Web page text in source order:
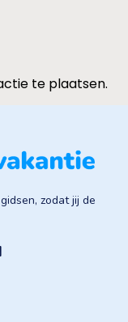
te plaatsen.
zodat jij de